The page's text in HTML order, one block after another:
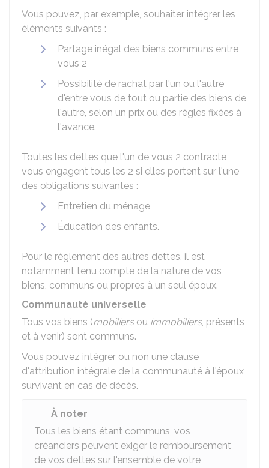
Vous pouvez, par exemple, souhaiter intégrer les
éléments suivants :
Partage inégal des biens communs entre
vous 2
Possibilité de rachat par l'un ou l'autre
d'entre vous de tout ou partie des biens de
l'autre, selon un prix ou des règles fixées à
l'avance.
Toutes les dettes que l'un de vous 2 contracte
vous engagent tous les 2 si elles portent sur l'une
des obligations suivantes :
Entretien du ménage
Éducation des enfants.
Pour le règlement des autres dettes, il est
notamment tenu compte de la nature de vos
biens, communs ou propres à un seul époux.
Communauté universelle
Tous vos biens (mobiliersou immobiliers, présents
et à venir) sont communs.
Vous pouvez intégrer ou non une clause
d'attribution intégrale de la communauté à l'époux
survivant en cas de décès.
À noter
Tous les biens étant communs, vos
créanciers peuvent exiger le remboursement
de vos dettes sur l'ensemble de votre